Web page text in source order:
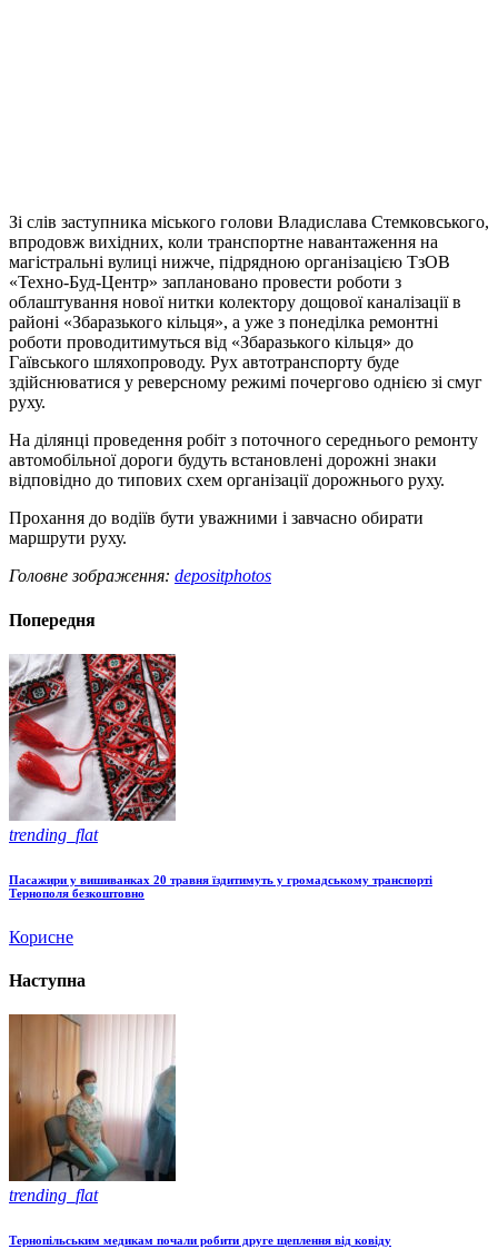
Зі слів заступника міського голови Владислава Стемковського,
впродовж вихідних, коли транспортне навантаження на
магістральні вулиці нижче, підрядною організацією ТзОВ
«Техно-Буд-Центр» заплановано провести роботи з
облаштування нової нитки колектору дощової каналізації в
районі «Збаразького кільця», а уже з понеділка ремонтні
роботи проводитимуться від «Збаразького кільця» до
Гаївського шляхопроводу. Рух автотранспорту буде
здійснюватися у реверсному режимі почергово однією зі смуг
руху.
На ділянці проведення робіт з поточного середнього ремонту
автомобільної дороги будуть встановлені дорожні знаки
відповідно до типових схем організації дорожнього руху.
Прохання до водіїв бути уважними і завчасно обирати
маршрути руху.
Головне зображення: depositphotos
Попередня
trending_flat
Пасажири у вишиванках 20 травня їздитимуть у громадському транспорті
Тернополя безкоштовно
Корисне
Наступна
trending_flat
Тернопільським медикам почали робити друге щеплення від ковіду